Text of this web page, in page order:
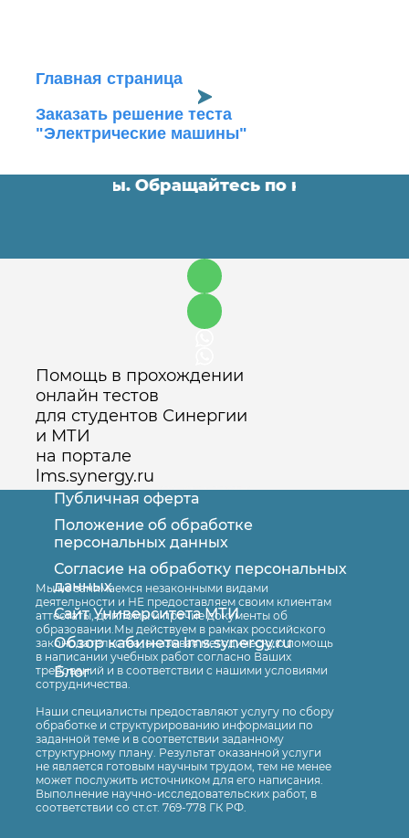
Главная страница
Заказать решение теста
"Электрические машины"
работы. Обращайтесь по контактам
Помощь в прохождении
онлайн тестов
для студентов Синергии
и МТИ
на портале
lms.synergy.ru
Оставить заявку
Публичная оферта
Положение об обработке
персональных данных
Согласие на обработку персональных
данных
Сайт Университета МТИ
Обзор кабинета lms.synergy.ru
Блог
Мы не занимаемся незаконными видами
деятельности и НЕ предоставляем своим клиентам
аттестаты, дипломы и прочие документы об
образовании.Мы действуем в рамках российского
законодательства, оказывая методическую помощь
в написании учебных работ согласно Ваших
требований и в соответствии с нашими условиями
сотрудничества.
Наши специалисты предоставляют услугу по сбору
обработке и структурированию информации по
заданной теме и в соответствии заданному
структурному плану. Результат оказанной услуги
не является готовым научным трудом, тем не менее
может послужить источником для его написания.
Выполнение научно-исследовательских работ, в
соответствии со ст.ст. 769-778 ГК РФ.